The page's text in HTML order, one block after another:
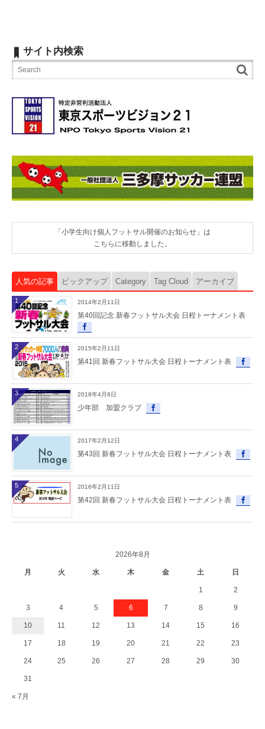
サイト内検索
「小学生向け個人フットサル開催のお知らせ」は
こちらに移動しました。
人気の記事 ピックアップ Category Tag Cloud アーカイブ
2014年2月11日
第40回記念 新春フットサル大会 日程トーナメント表
1
2015年2月11日
第41回 新春フットサル大会 日程トーナメント表
2
2018年4月8日
少年部 加盟クラブ
3
2017年2月12日
第43回 新春フットサル大会 日程トーナメント表
4
2016年2月11日
第42回 新春フットサル大会 日程トーナメント表
5
2026年8月
月 火 水 木 金 土 日
« 7月
1 2
3 4 5 6 7 8 9
10 11 12 13 14 15 16
17 18 19 20 21 22 23
24 25 26 27 28 29 30
31